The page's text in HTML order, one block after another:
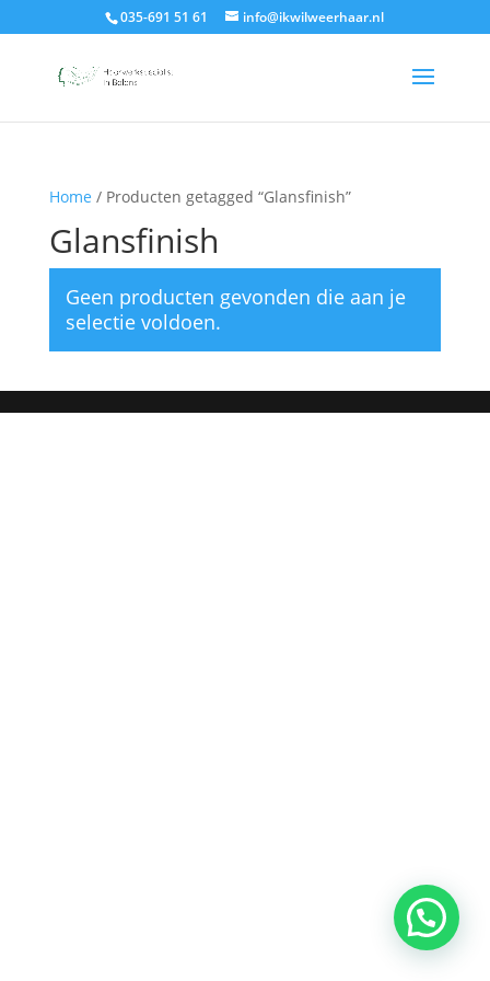
035-691 51 61 info@ikwilweerhaar.nl
Home / Producten getagged “Glansfinish”
Glansfinish
Geen producten gevonden die aan je
selectie voldoen.